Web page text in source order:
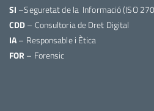
SI –Seguretat de la Informació (ISO
CDD– Consultoria de Dret Digital
IA– Responsable i Ètica
FOR – Forensic